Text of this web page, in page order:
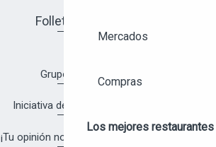
Mercados
Compras
Los mejores
Folletos
Grupos
Iniciativa de calidad
¡Tu opinión nos interesa!